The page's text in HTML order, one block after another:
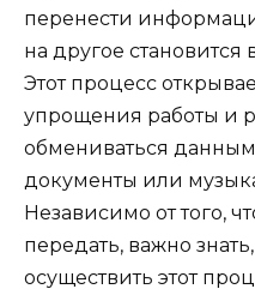
перенести
на другое становится
Этот процесс
упрощения работы и
обмениваться
документы или
Независимо от того,
передать, важно
осуществить этот